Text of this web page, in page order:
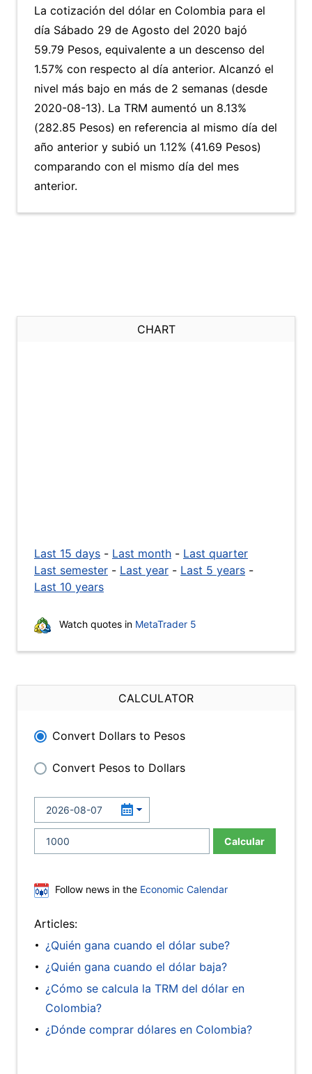
La cotización del dólar en Colombia para el
día Sábado 29 de Agosto del 2020 bajó
59.79 Pesos, equivalente a un descenso del
1.57% con respecto al día anterior. Alcanzó el
nivel más bajo en más de 2 semanas (desde
2020-08-13). La TRM aumentó un 8.13%
(282.85 Pesos) en referencia al mismo día del
año anterior y subió un 1.12% (41.69 Pesos)
comparando con el mismo día del mes
anterior.
CHART
Last 15 days - Last month - Last quarter
Last semester - Last year - Last 5 years -
Last 10 years
Watch quotes in MetaTrader 5
CALCULATOR
Convert Dollars to Pesos
Convert Pesos to Dollars
Calcular
Follow news in the Economic Calendar
Articles:
¿Quién gana cuando el dólar sube?
¿Quién gana cuando el dólar baja?
¿Cómo se calcula la TRM del dólar en
Colombia?
¿Dónde comprar dólares en Colombia?